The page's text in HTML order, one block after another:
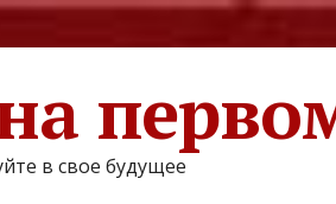
в свое будущее